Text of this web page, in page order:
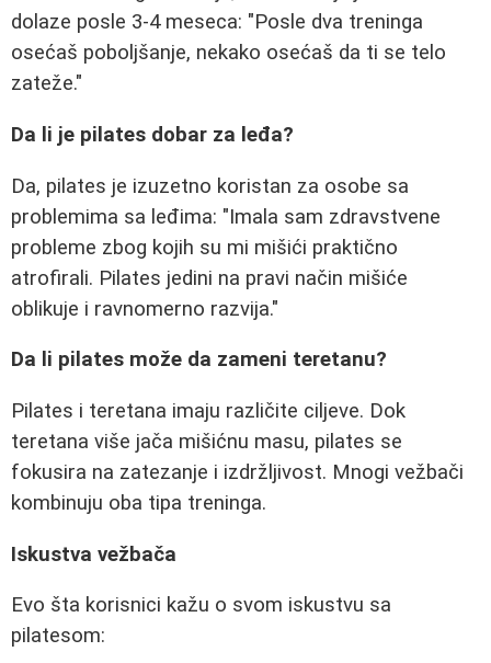
dolaze posle 3-4 meseca: "Posle dva treninga
osećaš poboljšanje, nekako osećaš da ti se telo
zateže."
Da li je pilates dobar za leđa?
Da, pilates je izuzetno koristan za osobe sa
problemima sa leđima: "Imala sam zdravstvene
probleme zbog kojih su mi mišići praktično
atrofirali. Pilates jedini na pravi način mišiće
oblikuje i ravnomerno razvija."
Da li pilates može da zameni teretanu?
Pilates i teretana imaju različite ciljeve. Dok
teretana više jača mišićnu masu, pilates se
fokusira na zatezanje i izdržljivost. Mnogi vežbači
kombinuju oba tipa treninga.
Iskustva vežbača
Evo šta korisnici kažu o svom iskustvu sa
pilatesom: